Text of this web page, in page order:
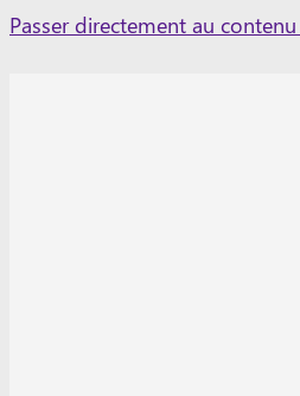
Skip
Passer directement au